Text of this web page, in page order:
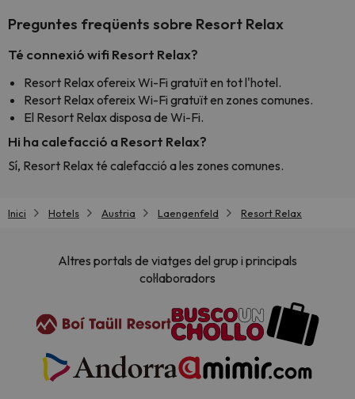
Preguntes freqüents sobre Resort Relax
Té connexió wifi Resort Relax?
Resort Relax ofereix Wi-Fi gratuït en tot l'hotel.
Resort Relax ofereix Wi-Fi gratuït en zones comunes.
El Resort Relax disposa de Wi-Fi.
Hi ha calefacció a Resort Relax?
Sí, Resort Relax té calefacció a les zones comunes.
Inici Hotels Austria Laengenfeld Resort Relax
Altres portals de viatges del grup i principals
col·laboradors